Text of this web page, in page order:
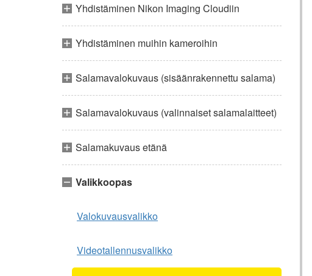
Yhdistäminen Nikon Imaging Cloudiin
Yhdistäminen muihin kameroihin
Salamavalokuvaus (sisäänrakennettu salama)
Salamavalokuvaus (valinnaiset salamalaitteet)
Salamakuvaus etänä
Valikkoopas
Valokuvausvalikko
Videotallennusvalikko